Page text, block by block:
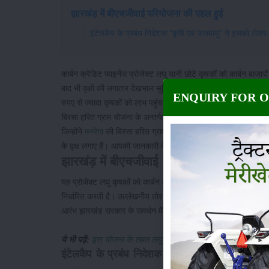
झारखंड़ में बीएचजीवाई परियोजना की पहल हुई
इंटेलकैप के प्रबंध निदेशक "कृषि एवं जलवायु" ने इसको लेकर
कार्बन क्रेडिट फाइनेंस प्रोजेक्ट लघु यानी छोटे कृषकों को कार्बन
बाद भी वृक्षों की लगातार देखभाल सुनिश्चित करने में सहायता
रुपए से ज्यादा कृषकों को लाभ पहुंचाने के लिए कार्बन क्रेडिट
बिरसा हरित ग्राम योजना के अन्तर्गत समर्थन हांसिल हुआ है। बतादें,
जिन्होंने मनरेगा
की बिरसा हरित ग्राम योजना (बीएचजीवाई) के
के वृक्ष लगाए हैं। आपकी जानकारी के लिए बतादें, कि इन कृषकों को
झारखंड़ में बीएचजीवाई परियोजना की पहल हुई
यह प्रोजेक्ट लघु कृषकों को कार्बन बाजारों से अलावा वित्तीय मदद
निर्धारित करती है। उल्लेखनीय तोर से, इसमें कृषकों के लिए कोई भी
आरंभ झारखंड सरकार के समर्थन में कार्यान्वयन हिस्सेदारों के सहयोग से
ये भी पढ़ें: इस योजना के तहत लघु एवं सीमांत कृषकों को प्रतिमाह 3
इंटेलकैप के प्रबंध निदेशक "कृषि एवं जलवायु" ने
ENQUIRY FOR